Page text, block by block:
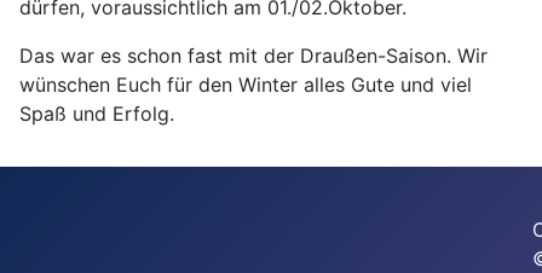
dürfen, voraussichtlich am 01./02.Oktober.
Das war es schon fast mit der Draußen-Saison. Wir
wünschen Euch für den Winter alles Gute und viel
Spaß und Erfolg.